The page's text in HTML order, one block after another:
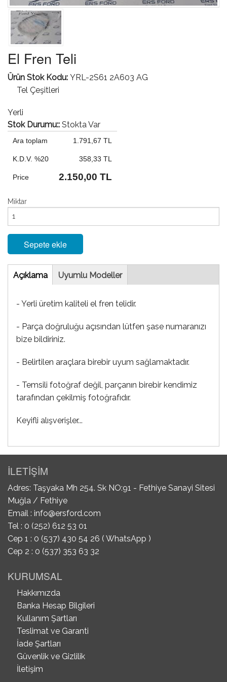
El Fren Teli
Ürün Stok Kodu: YRL-2S61 2A603 AG
Tel Çeşitleri
Yerli
Stok Durumu:: Stokta Var
Ara toplam 1.791,67 TL
K.D.V. %20 358,33 TL
Price 2.150,00 TL
Miktar
Sepete ekle
Tab
Açıklama(etkinUyumlu Modeller
- Yerli üretim kaliteli el fren telidir.
- Parça doğruluğu açısından lütfen şase numaranızı
bize bildiriniz.
- Belirtilen araçlara birebir uyum sağlamaktadır.
- Temsili fotoğraf değil, parçanın birebir kendimiz
tarafından çekilmiş fotoğrafıdır.
Keyifli alışverişler...
İLETİŞİM
Adres: Taşyaka Mh 254. Sk NO:91 - Fethiye Sanayi Sitesi
Muğla / Fethiye
Email : info@ersford.com
Tel : 0 (252) 612 53 01
Cep 1 : 0 (537) 430 54 26 ( WhatsApp )
Cep 2 : 0 (537) 353 63 32
KURUMSAL
Hakkımızda
Banka Hesap Bilgileri
Kullanım Şartları
Teslimat ve Garanti
İade Şartları
Güvenlik ve Gizlilik
İletişim